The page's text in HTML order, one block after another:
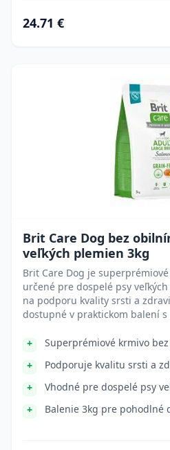
24.71 €
Brit Care Dog bez
veľkých plemien 3kg
Brit Care Dog je
určené pre dospelé psy
na podporu kvality srsti a
dostupné v praktickom balení
Superprémiové krmivo
Podporuje kvalitu srsti a
Vhodné pre dospelé psy
Balenie 3kg pre pohodlné